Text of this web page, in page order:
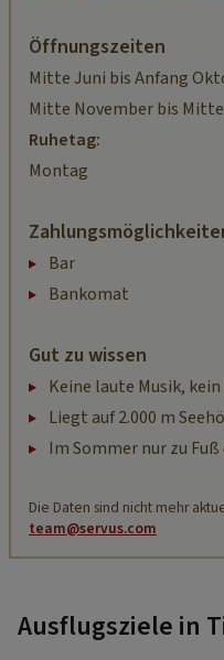
Öffnungszeiten
Mitte Juni bis Anfang
Mitte November bis
Ruhetag:
Montag
Bar
Bankomat
Gut zu wissen
Keine laute Musik,
Liegt auf 2.000 m
Im Sommer nur zu
Die Daten sind nicht mehr
team@servus.com
Ausflugsziele in